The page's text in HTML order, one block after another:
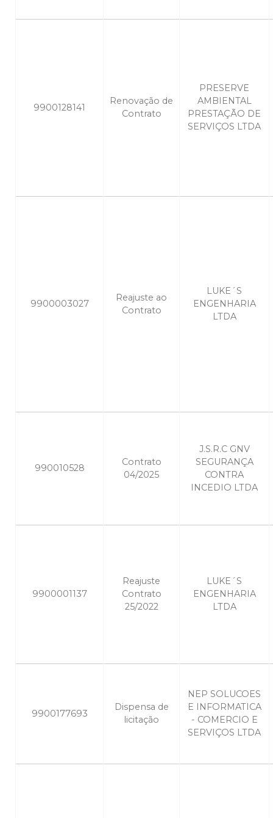
9900128141
Renovação de
Contrato
PRESERVE
AMBIENTAL
PRESTAÇÃO DE
SERVIÇOS LTDA
9900003027
Reajuste ao
Contrato
LUKE´S
ENGENHARIA
LTDA
990010528
Contrato
04/2025
J.S.R.C GNV
SEGURANÇA
CONTRA
INCEDIO LTDA
9900001137
Reajuste
Contrato
25/2022
LUKE´S
ENGENHARIA
LTDA
9900177693
Dispensa de
licitação
NEP SOLUCOES
E INFORMATICA
- COMERCIO E
SERVIÇOS LTDA